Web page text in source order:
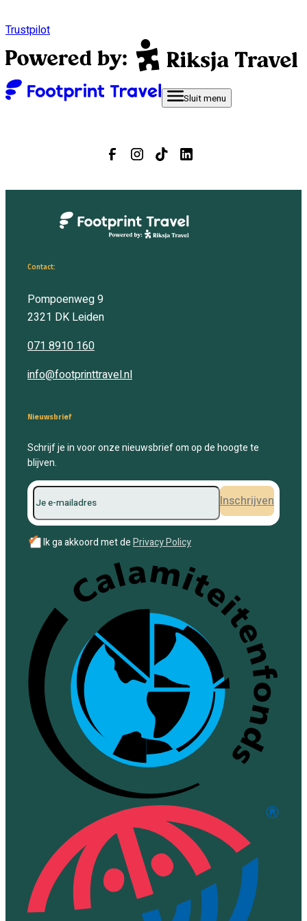
Trustpilot
Sluitmenu
Contact:
Pompoenweg 9
2321 DK Leiden
071 8910 160
info@footprinttravel.nl
Nieuwsbrief
Schrijf je in voor onze nieuwsbrief om op de hoogte te
blijven.
Inschrijven
✔ Ik ga akkoord met dePrivacy Policy